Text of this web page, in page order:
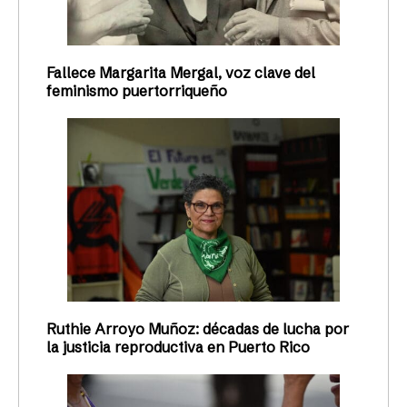
Fallece Margarita Mergal, voz clave del
feminismo puertorriqueño
Ruthie Arroyo Muñoz: décadas de lucha por
la justicia reproductiva en Puerto Rico